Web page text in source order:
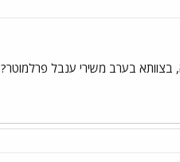
בצוותא בערב משירי ענבל פרלמוטר?